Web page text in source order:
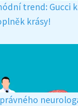
trend: Gucci
krásy!